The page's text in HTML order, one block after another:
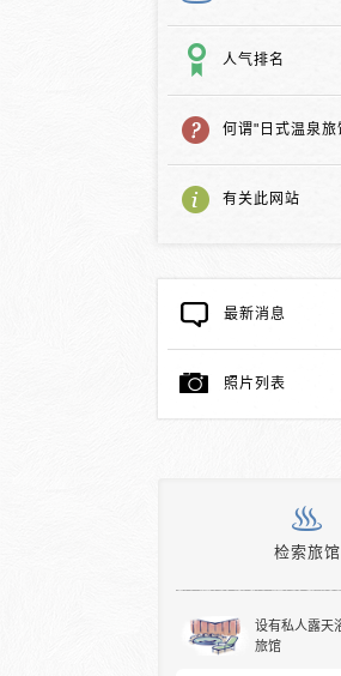
人气排名
何谓"日式温泉旅
有关此网站
最新消息
照片列表
检索旅馆
设有私人露天
旅馆